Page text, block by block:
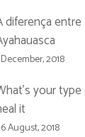
diferença
December, 2018
your
it
August, 2018